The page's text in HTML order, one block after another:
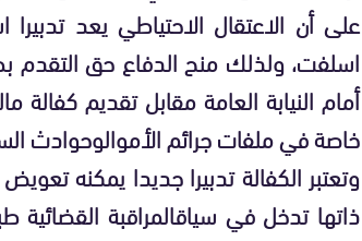
على أن الاعتقال الاحتياطي يعد تدبيرا
اسلفت، ولذلك منح الدفاع حق التقدم
أمام النيابة العامة مقابل تقديم كفالة
خاصة في ملفات جرائم الأموالوحوادث
وتعتبر الكفالة تدبيرا جديدا يمكنه تعويض
ذاتها تدخل في سياق